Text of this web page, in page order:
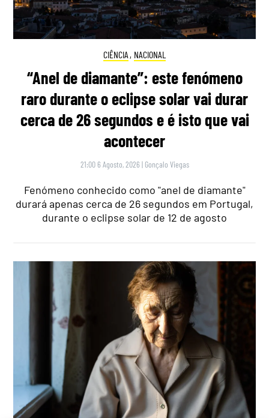
CIÊNCIA , NACIONAL
“Anel de diamante”: este fenómeno
raro durante o eclipse solar vai durar
cerca de 26 segundos e é isto que vai
acontecer
21:00 6 Agosto, 2026 | Gonçalo Viegas
Fenómeno conhecido como "anel de diamante"
durará apenas cerca de 26 segundos em Portugal,
durante o eclipse solar de 12 de agosto